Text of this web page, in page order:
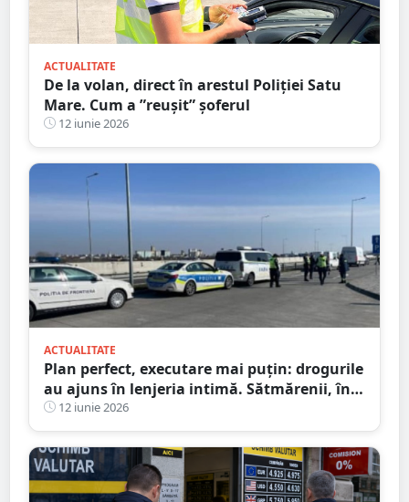
ACTUALITATE
De la volan, direct în arestul Poliției Satu
Mare. Cum a ”reușit” șoferul
12 iunie 2026
ACTUALITATE
Plan perfect, executare mai puțin: drogurile
au ajuns în lenjeria intimă. Sătmărenii, în
fața judecătorului
12 iunie 2026